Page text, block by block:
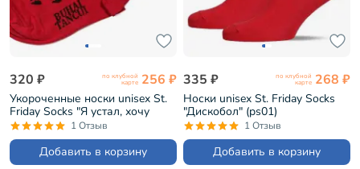
320 ₽ по клубной
карте 256 ₽
Укороченные носки unisex St.
Friday Socks "Я устал, хочу
любви" (601-11)
1 Отзыв
Добавить в корзину
335 ₽ по клубной
карте 268 ₽
Носки unisex St. Friday Socks
"Дискобол" (ps01)
1 Отзыв
Добавить в корзину